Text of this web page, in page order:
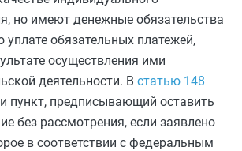
но имеют денежные обязательства
уплате обязательных платежей,
осуществления ими
деятельности. В статью 148
пункт, предписывающий оставить
без рассмотрения, если заявлено
в соответствии с федеральным